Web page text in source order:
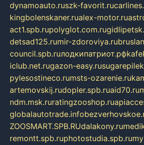
dynamoauto.ruszk-favorit.ru
kingbolenskaner.rualex-motor.ru
act1.spb.rupolyglot.com.ru
detsad125.rumir-zdoroviya.ru
council.spb.ruлодкипатриот.рф
iclub.net.rugazon-easy.ru
pylesostineco.rumsts-ozarenie.ru
artemovskij.rudopler.spb.ruaid70.ru
ndm.msk.ruratingzooshop.ru
globalautotrade.info
ZOOSMART.SPB.RUdalakony.ru
remontt.spb.ruphotostudia.spb.ru